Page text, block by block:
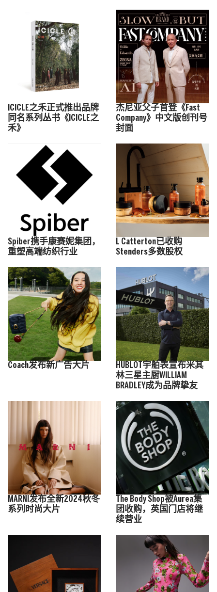
ICICLE之禾正式推出品牌
同名系列丛书《ICICLE之
禾》
杰尼亚父子首登《Fast
Company》中文版创刊号
封面
Spiber携手康赛妮集团，
重塑高端纺织行业
L Catterton已收购
Stenders多数股权
Coach发布新广告大片
HUBLOT宇舶表宣布米其
林三星主厨WILLIAM
BRADLEY成为品牌挚友
MARNI发布全新2024秋冬
系列时尚大片
The Body Shop被Aurea集
团收购，英国门店将继
续营业